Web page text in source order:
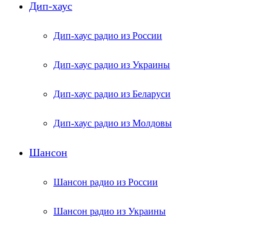
Дип-хаус
Дип-хаус радио из России
Дип-хаус радио из Украины
Дип-хаус радио из Беларуси
Дип-хаус радио из Молдовы
Шансон
Шансон радио из России
Шансон радио из Украины